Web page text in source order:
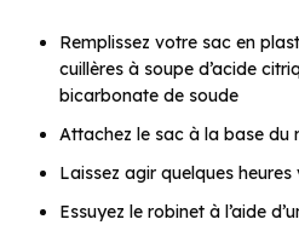
Remplissez votre sac en
cuillères à soupe d’acide
bicarbonate de soude
Attachez le sac à la base du
Laissez agir quelques
Essuyez le robinet à l’aide